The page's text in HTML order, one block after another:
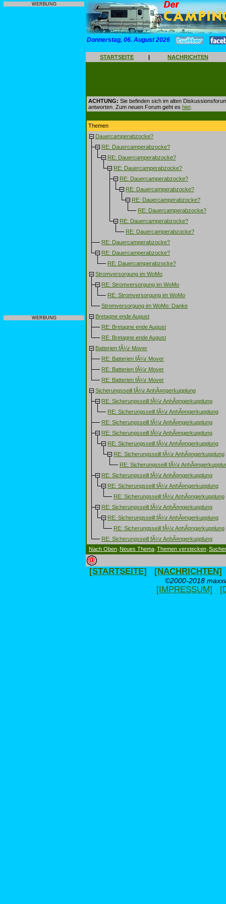
WERBUNG
WERBUNG
Donnerstag, 06. August 2026
STARTSEITE | NACHRICHTEN
ACHTUNG: Sie befinden sich im alten
antworten. Zum neuen Forum geht es hier.
Themen
Dauercamperabzocke?
RE: Dauercamperabzocke?
RE: Dauercamperabzocke?
RE: Dauercamperabzocke?
RE: Dauercamperabzocke?
RE: Dauercamperabzocke?
RE: Dauercamperabzocke?
RE: Dauercamperabzocke?
RE: Dauercamperabzocke?
RE: Dauercamperabzocke?
RE: Dauercamperabzocke?
RE: Dauercamperabzocke?
RE: Dauercamperabzocke?
Stromversorgung im WoMo
RE: Stromversorgung im WoMo
RE: Stromversorgung im WoMo
Stromversorgung im WoMo: Danke
Bretagne ende August
RE: Bretagne ende August
RE: Bretagne ende August
Batterien fÃ¼r Mover
RE: Batterien fÃ¼r Mover
RE: Batterien fÃ¼r Mover
RE: Batterien fÃ¼r Mover
Sicherungsseill fÃ¼r AnhÃ¤ngerkupplung
RE: Sicherungsseill fÃ¼r AnhÃ¤ngerkupplung
RE: Sicherungsseill fÃ¼r AnhÃ¤ngerkupplung
RE: Sicherungsseill fÃ¼r AnhÃ¤ngerkupplung
RE: Sicherungsseill fÃ¼r AnhÃ¤ngerkupplung
RE: Sicherungsseill fÃ¼r AnhÃ¤ngerkupplung
RE: Sicherungsseill fÃ¼r AnhÃ¤ngerkupplung
RE: Sicherungsseill fÃ¼r
RE: Sicherungsseill fÃ¼r AnhÃ¤ngerkupplung
RE: Sicherungsseill fÃ¼r AnhÃ¤ngerkupplung
RE: Sicherungsseill fÃ¼r AnhÃ¤ngerkupplung
RE: Sicherungsseill fÃ¼r AnhÃ¤ngerkupplung
RE: Sicherungsseill fÃ¼r AnhÃ¤ngerkupplung
RE: Sicherungsseill fÃ¼r AnhÃ¤ngerkupplung
RE: Sicherungsseill fÃ¼r AnhÃ¤ngerkupplung
Nach Oben | Neues Thema | Themen verstecken |
[STARTSEITE] [NACHRICHTEN]
©2000-2018
[IMPRESSUM]